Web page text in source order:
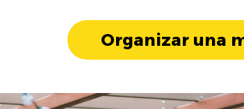
Organizar una